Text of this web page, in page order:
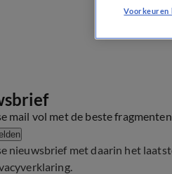
mail vol met de beste
nieuwsbrief met daarin het
.
Voorkeuren